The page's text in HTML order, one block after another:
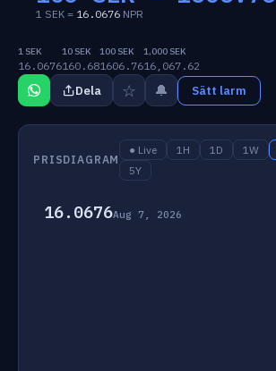
1 SEK = 16.0676 NPR
1 SEK
16.0676
10 SEK
160.68
100 SEK
1606.76
1,000 SEK
16,067.62
Dela ☆ 🔔 Sätt larm
PRISDIAGRAM
● Live 1H 1D 1W
5Y
16.0676Aug 7, 2026